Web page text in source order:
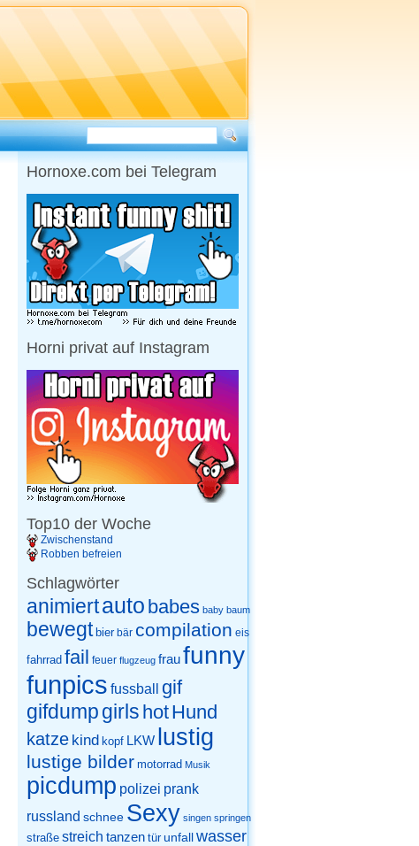
Hornoxe.com bei Telegram
Horni privat auf Instagram
Top10 der Woche
Zwischenstand
Robben befreien
Schlagwörter
animiertauto babes baby baum
bewegt bier bär compilation eis
fahrrad fail feuer flugzeug fraufunny
funpics fussball gif
gifdump girls hotHund
katze kind kopf LKW lustig
lustige bilder motorrad Musik
picdump polizei prank
russland schnee Sexy singen springen
straße streich tanzen tür unfallwasser